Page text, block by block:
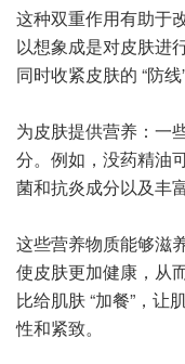
这种双重作用有助于
以想象成是对皮肤进
同时收紧皮肤的 “防
为皮肤提供营养：一
分。例如，没药精油
菌和抗炎成分以及丰
这些营养物质能够滋
使皮肤更加健康，从
比给肌肤 “加餐”，让
性和紧致。